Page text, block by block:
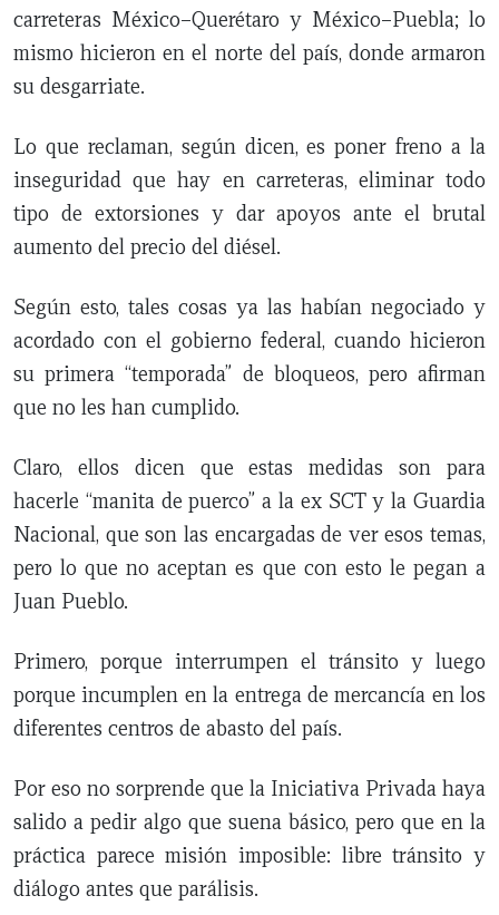
carreteras México–Querétaro y México–Puebla; lo
mismo hicieron en el norte del país, donde armaron
su desgarriate.
Lo que reclaman, según dicen, es poner freno a la
inseguridad que hay en carreteras, eliminar todo
tipo de extorsiones y dar apoyos ante el brutal
aumento del precio del diésel.
Según esto, tales cosas ya las habían negociado y
acordado con el gobierno federal, cuando hicieron
su primera “temporada” de bloqueos, pero afirman
que no les han cumplido.
Claro, ellos dicen que estas medidas son para
hacerle “manita de puerco” a la ex SCT y la Guardia
Nacional, que son las encargadas de ver esos temas,
pero lo que no aceptan es que con esto le pegan a
Juan Pueblo.
Primero, porque interrumpen el tránsito y luego
porque incumplen en la entrega de mercancía en los
diferentes centros de abasto del país.
Por eso no sorprende que la Iniciativa Privada haya
salido a pedir algo que suena básico, pero que en la
práctica parece misión imposible: libre tránsito y
diálogo antes que parálisis.